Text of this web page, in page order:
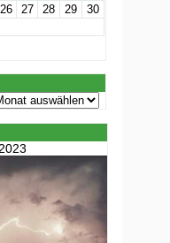
26 27 28 29
30